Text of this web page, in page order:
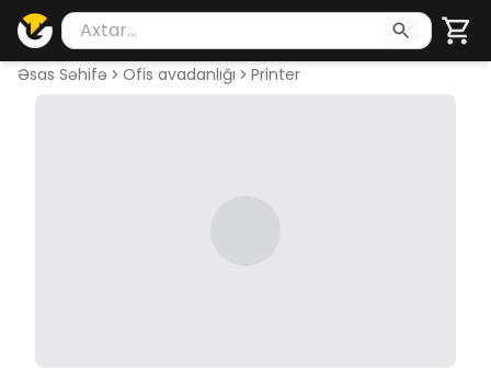
Məhsul axtar
Axtarış üçün ən azı 2 simvol yazın. Göndərmək
Əsas Səhifə Ofis avadanlığı Printer